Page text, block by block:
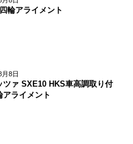
輪アライメント
8日
ツァ SXE10 HKS車高調取り付
アライメント